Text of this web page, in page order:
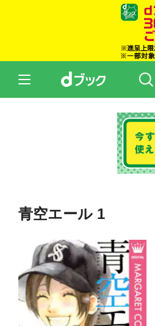
青空エール 1